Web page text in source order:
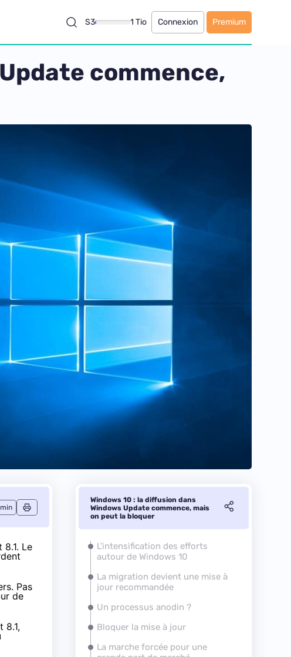
S3 1 Tio Connexion Premium
commence,
Le
Pas
de
8.1,
Windows 10 : la diffusion dans
Windows Update commence, mais
on peut la bloquer
L'intensification des efforts
autour de Windows 10
La migration devient une mise à
jour recommandée
Un processus anodin ?
Bloquer la mise à jour
La marche forcée pour une